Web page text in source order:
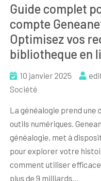
Guide complet
compte
Optimisez vos
bibliotheque en
10 janvier 2025
Société
La généalogie prend une
outils numériques.
généalogie, met à
pour explorer votre
comment utiliser
plus de 9 milliards…